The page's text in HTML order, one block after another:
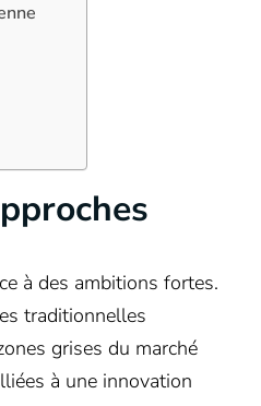
à des ambitions fortes.
traditionnelles
grises du marché
à une innovation